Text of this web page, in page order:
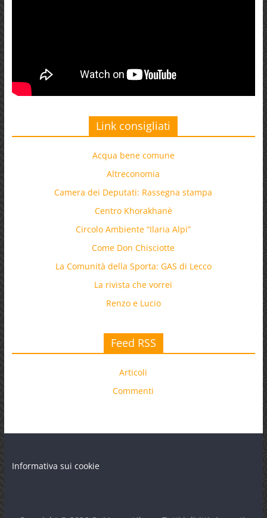
Link consigliati
Acqua bene comune
Altreconomia
Camera dei Deputati: Rassegna stampa
Centro Khorakhanè
Circolo Ambiente “Ilaria Alpi”
Come Don Chisciotte
La Comunità della Sporta: GAS di Lecco
La rivista che vorrei
Renzo e Lucio
Feed RSS
Articoli
Commenti
Informativa sui cookie